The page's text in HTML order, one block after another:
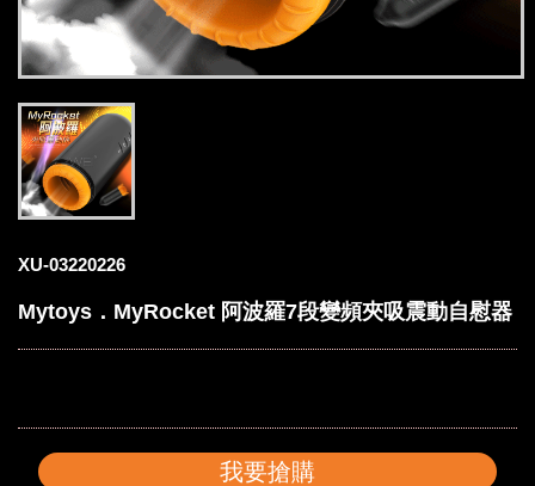
XU-03220226
Mytoys．MyRocket 阿波羅7段變頻夾吸震動自慰器
我要搶購